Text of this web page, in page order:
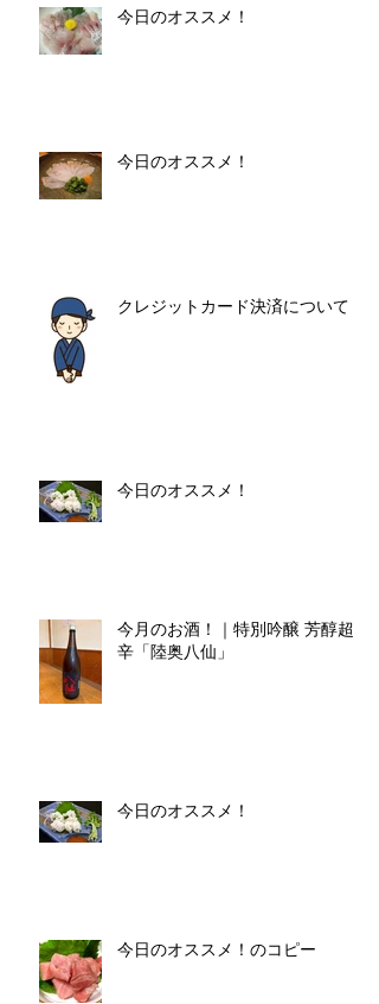
今日のオススメ！
今日のオススメ！
クレジットカード決済について
今日のオススメ！
今月のお酒！｜特別吟醸 芳醇超
辛「陸奥八仙」
今日のオススメ！
今日のオススメ！のコピー